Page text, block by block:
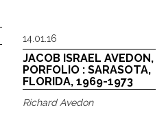
14.01.16
JACOB ISRAEL AVEDON,
PORFOLIO : SARASOTA,
FLORIDA, 1969-1973
Richard Avedon